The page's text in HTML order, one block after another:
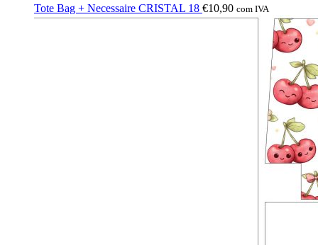
Tote Bag + Necessaire CRISTAL 18 €10,90 com IVA